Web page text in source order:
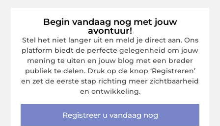
Begin vandaag nog met jouw
avontuur!
Stel het niet langer uit en meld je direct aan. Ons
platform biedt de perfecte gelegenheid om jouw
mening te uiten en jouw blog met een breder
publiek te delen. Druk op de knop ‘Registreren’
en zet de eerste stap richting meer zichtbaarheid
en ontwikkeling.
Registreer u vandaag nog